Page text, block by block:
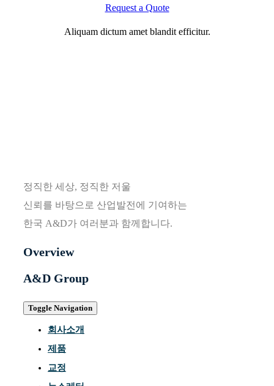
Request a Quote
Aliquam dictum amet blandit efficitur.
정직한 세상, 정직한 저울
신뢰를 바탕으로 산업발전에 기여하는
한국 A&D가 여러분과 함께합니다.
Overview
A&D Group
Toggle Navigation
회사소개
제품
교정